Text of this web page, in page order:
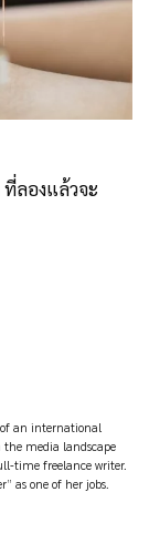
ลองแล้วจะ
of an international
the media landscape
time freelance writer.
as one of her jobs.